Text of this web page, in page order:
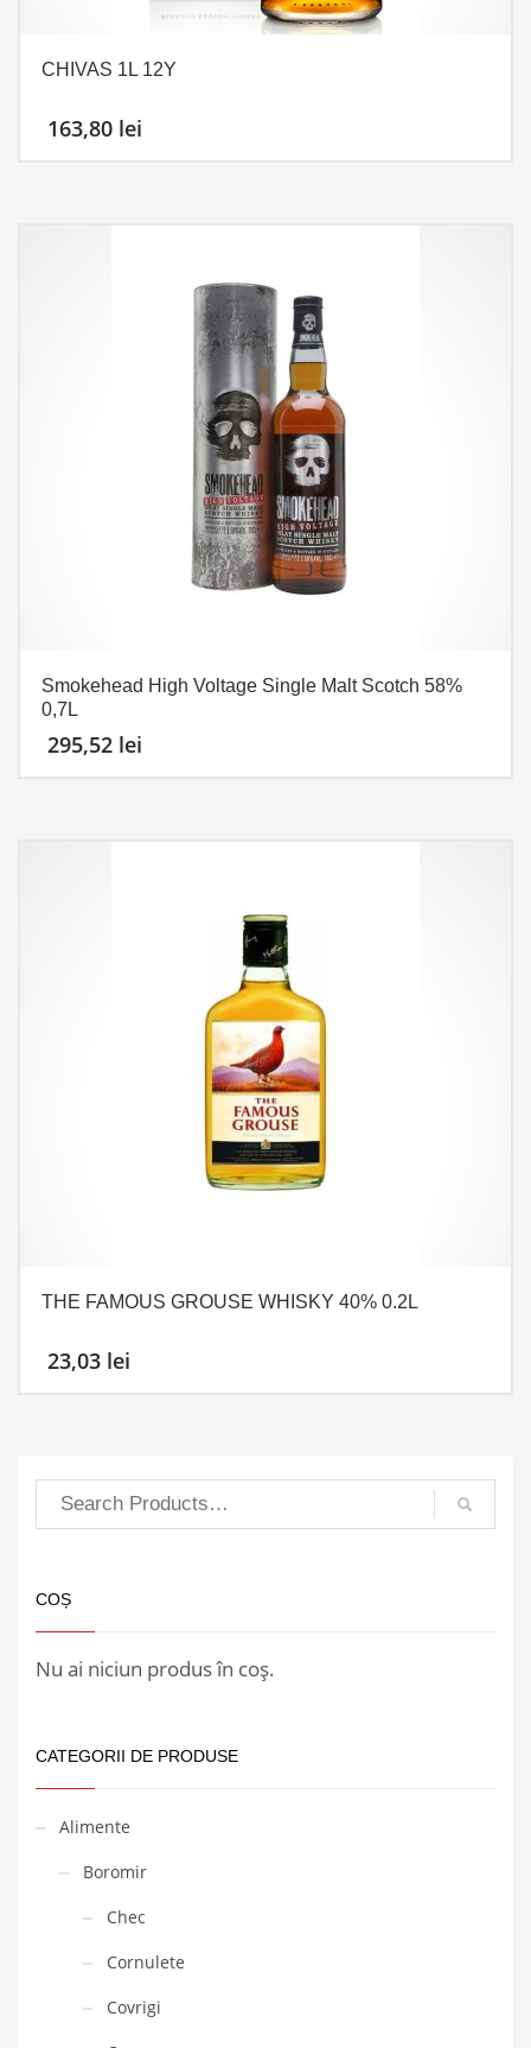
CHIVAS 1L 12Y
163,80 lei
Smokehead High Voltage Single Malt Scotch 58%
0,7L
295,52 lei
THE FAMOUS GROUSE WHISKY 40% 0.2L
23,03 lei
COȘ
Nu ai niciun produs în coș.
CATEGORII DE PRODUSE
Alimente
Boromir
Chec
Cornulete
Covrigi